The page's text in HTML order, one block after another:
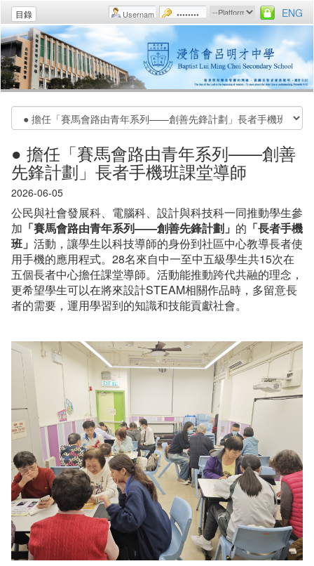
目錄 ENG
● 擔任「賽馬會路由青年系列——創善
先鋒計劃」長者手機班課堂導師
2026-06-05
公民與社會發展科、電腦科、設計與科技科一同推動學生參
加 「賽馬會路由青年系列——創善先鋒計劃」 的 「長者手機
班」 活動，讓學生以科技導師的身份到社區中心教導長者使
用手機的應用程式。28名來自中一至中五級學生共15次在
五個長者中心擔任課堂導師。活動能推動跨代共融的理念，
更希望學生可以在將來設計STEAM相關作品時，多留意長
者的需要，運用學習到的知識和技能貢獻社會。